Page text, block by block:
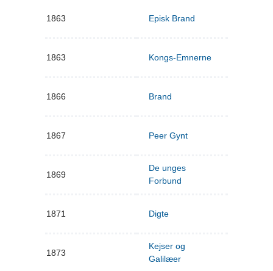
1863 Episk Brand
1863 Kongs-Emnerne
1866 Brand
1867 Peer Gynt
1869
De unges
Forbund
1871 Digte
1873
Kejser og
Galilæer